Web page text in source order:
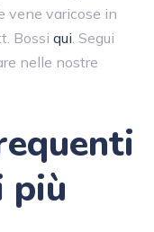
vene varicose in
Bossi qui. Segui
nelle nostre
più